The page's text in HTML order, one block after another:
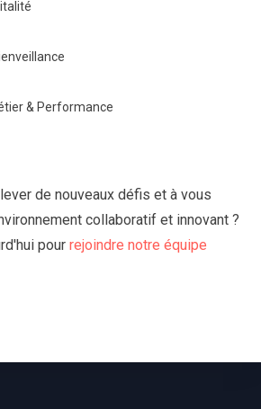
& Performance
de nouveaux défis et à vous
collaboratif et innovant ?
pour rejoindre notre équipe